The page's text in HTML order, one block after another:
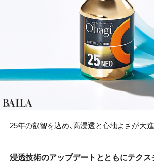
25年の叡智を込め、高浸透と心地よさが大
浸透技術のアップデートとともにテクス